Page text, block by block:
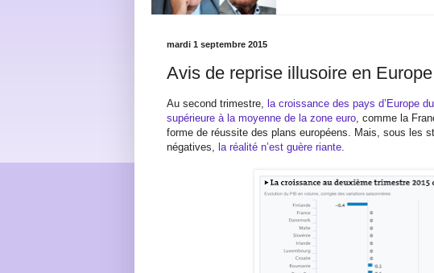
mardi 1 septembre 2015
Avis de reprise illusoire en
Au second trimestre, la croissance des pays d’Europe
supérieure à la moyenne de la zone euro , comme la
forme de réussite des plans européens. Mais, sous les
négatives, la réalité n’est guère riante